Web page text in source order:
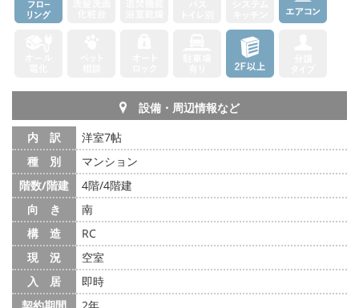
設備・周辺情報など
内 訳
洋室7帖
種 別
マンション
階数/階建
4階/4階建
向 き
南
構 造
RC
現 況
空室
入 居
即時